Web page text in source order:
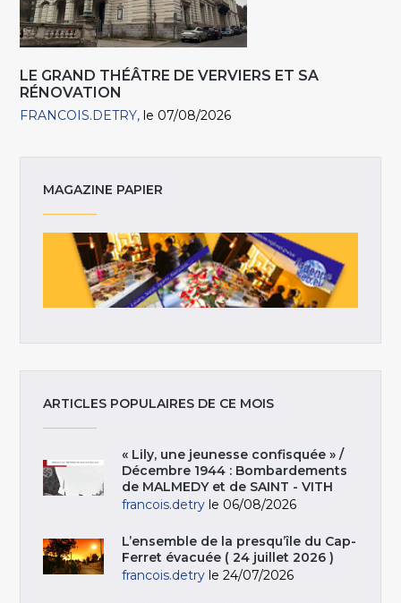
LE GRAND THÉÂTRE DE VERVIERS ET SA
RÉNOVATION
FRANCOIS.DETRY le 07/08/2026
MAGAZINE PAPIER
ARTICLES POPULAIRES DE CE MOIS
« Lily, une jeunesse confisquée » /
Décembre 1944 : Bombardements
de MALMEDY et de SAINT - VITH
francois.detry le 06/08/2026
L’ensemble de la presqu’île du Cap-
Ferret évacuée ( 24 juillet 2026 )
francois.detry le 24/07/2026